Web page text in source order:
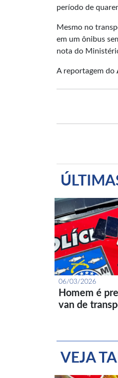
período de
Mesmo no
em um ônibus
nota do
A reportagem do
06/03/2026
Homem é
van de
VEJA